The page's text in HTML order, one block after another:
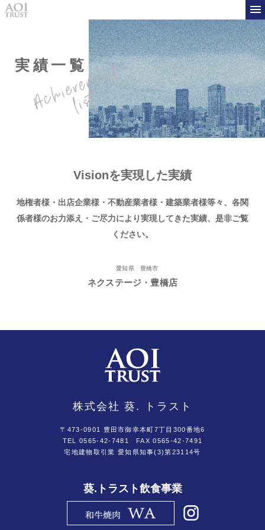
実績一覧
Visionを実現した実績
地権者様・出店企業様・不動産業者様・建築業者様等々、 各関
係者様のお力添え・ご尽力により実現してきた実績、是非ご覧
ください。
愛知県 豊橋市
ネクステージ・豊橋店
株式会社 葵. トラスト
〒473-0901 豊田市御幸本町7丁目300番地6
TEL 0565-42-7481
FAX 0565-42-7491
宅地建物取引業 愛知県知事(3)第23114号
葵.トラスト飲食事業